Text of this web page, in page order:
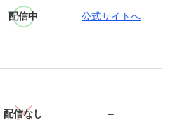
配信中 公式サイトへ
配信なし –